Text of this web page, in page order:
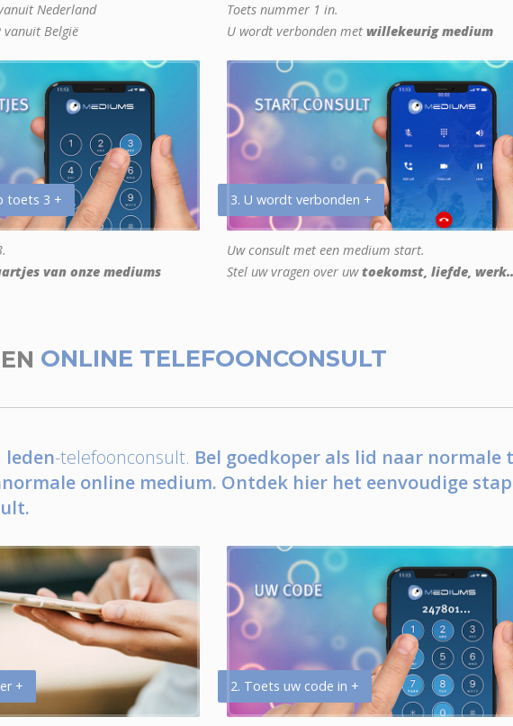
Nederland
vanuit België
Toets nummer 1 in.
U wordt verbonden met willekeurig medium
toets 3 +
van onze mediums
3. U wordt verbonden +
Uw consult met een medium start.
Stel uw vragen over uwtoekomst, liefde,
ONLINE TELEFOONCONSULT
leden-telefoonconsult. Bel goedkoper als lid naar
online medium. Ontdek hier het eenvoudige
+ 2. Toets uw code in +